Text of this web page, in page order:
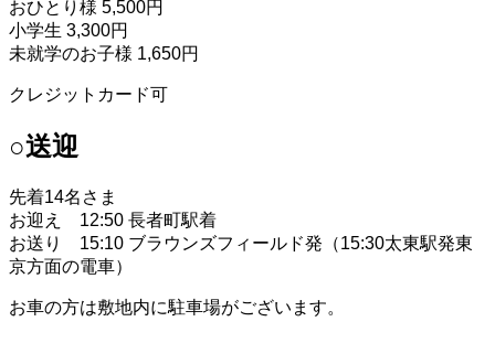
おひとり様 5,500円
小学生 3,300円
未就学のお子様 1,650円
クレジットカード可
○送迎
先着14名さま
お迎え 12:50 長者町駅着
お送り 15:10 ブラウンズフィールド発（15:30太東駅発東
京方面の電車）
お車の方は敷地内に駐車場がございます。